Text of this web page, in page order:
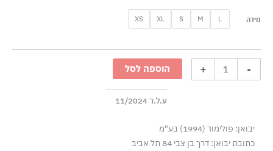
מידה L
M
S
XL
XS
-
טרנינג
קצרים
כחול
+ הוספה לסל
ע.ל.ר 11/2024
יבואן: פולימוד (1994) בע"מ
כתובת יבואן: דרך בן צבי 84 תל אביב